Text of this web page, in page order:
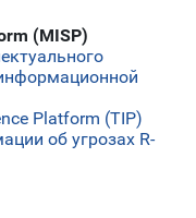
(MISP)
Platform (TIP)
об угрозах R-